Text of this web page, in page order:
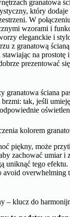
elegancji
meblami i
atmosferę i
może być dobrze
vintage.
wykończenia i
i
granatowa
który dodaje
W
eleganckie i
na prostotę
prezentować
granatowa ściana